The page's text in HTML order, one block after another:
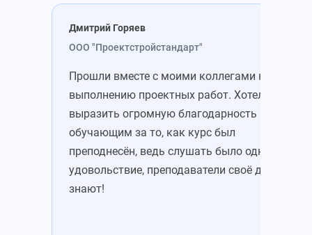
Дмитрий Горяев
ООО "Проектстройстандарт"
Прошли вместе с моими коллегами курс по
выполнению проектных работ. Хотелось бы
выразить огромную благодарность
обучающим за то, как курс был
преподнесён, ведь слушать было одно
удовольствие, преподаватели своё дело
знают!